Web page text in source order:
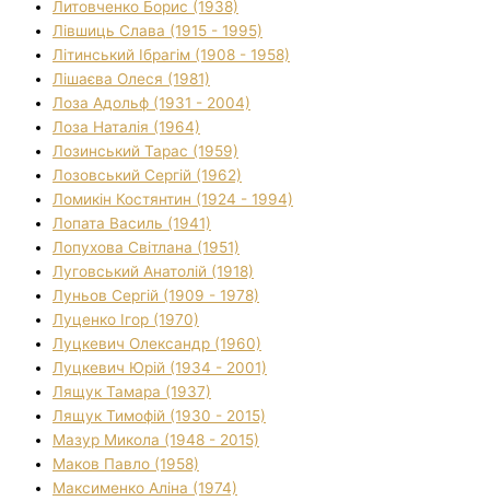
Литовченко Борис (1938)
Лівшиць Слава (1915 - 1995)
Літинський Ібрагім (1908 - 1958)
Лішаєва Олеся (1981)
Лоза Адольф (1931 - 2004)
Лоза Наталія (1964)
Лозинський Тарас (1959)
Лозовський Сергій (1962)
Ломикін Костянтин (1924 - 1994)
Лопата Василь (1941)
Лопухова Світлана (1951)
Луговський Анатолій (1918)
Луньов Сергій (1909 - 1978)
Луценко Ігор (1970)
Луцкевич Олександр (1960)
Луцкевич Юрій (1934 - 2001)
Лящук Тамара (1937)
Лящук Тимофій (1930 - 2015)
Мазур Микола (1948 - 2015)
Маков Павло (1958)
Максименко Аліна (1974)